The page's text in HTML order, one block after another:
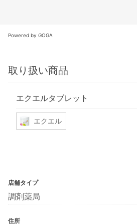
Powered by GOGA
取り扱い商品
エクエルタブレット
エクエル
店舗タイプ
調剤薬局
住所